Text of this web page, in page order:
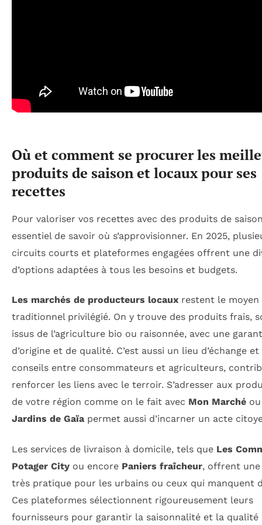
Où et comment se procurer les
produits de saison et locaux pour ses
recettes
Pour valoriser vos recettes avec des produits de
essentiel de savoir où s’approvisionner. En 2025,
circuits courts et plateformes engagées offrent une
d’options adaptées à tous les besoins et budgets.
Les marchés de producteurs locaux restent le moyen
traditionnel privilégié. On y trouve des produits frais,
issus de l’agriculture bio ou raisonnée, avec une
d’origine et de qualité. C’est aussi un lieu d’échange et
conseils entre consommateurs et agriculteurs,
renforcer les liens avec le terroir. S’adresser aux
de votre région comme on le fait avec Mon Marché
Jardins de Gaïa permet aussi d’incarner un acte
Les services de livraison à domicile, tels que Les
Potager City ou encore Paniers fraîcheur, offrent
très pratique pour les urbains ou ceux qui manquent
Ces plateformes sélectionnent rigoureusement leurs
fournisseurs pour garantir la saisonnalité et la qualité